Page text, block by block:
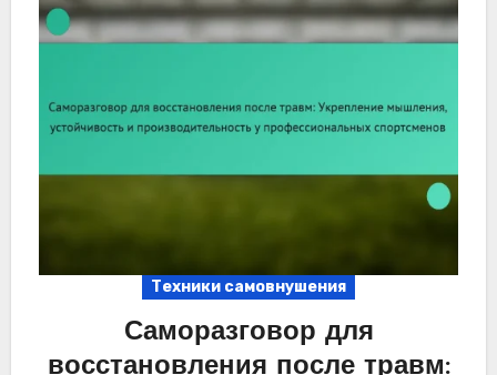
Техники самовнушения
Саморазговор для
восстановления после травм: